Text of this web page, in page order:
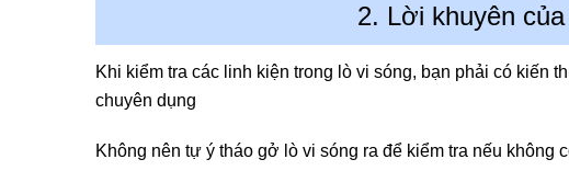
2. Lời khuyên
Khi kiểm tra các linh kiện trong lò vi sóng, bạn phải có kiến
chuyên dụng
Không nên tự ý tháo gở lò vi sóng ra để kiểm tra nếu không